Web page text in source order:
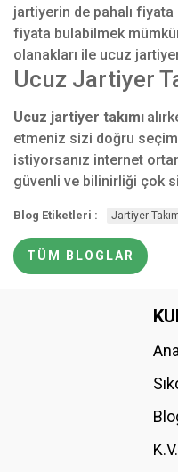
jartiyerin de pahalı
fiyata bulabilmek
olanakları ile ucuz
Ucuz Jartiyer
Ucuz jartiyer takımı
etmeniz sizi doğru
istiyorsanız internet
güvenli ve bilinirliği çok
Blog Etiketleri : Jartiyer
TÜM BLOGLAR